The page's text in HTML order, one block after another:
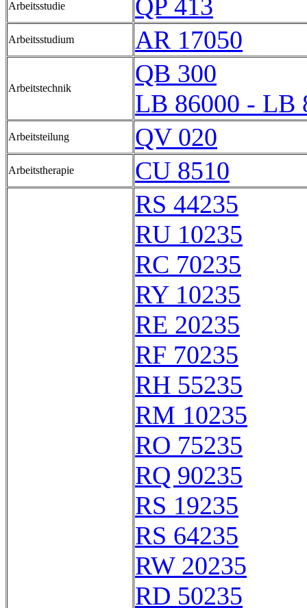
Arbeitsstudie QP 413
Arbeitsstudium AR 17050
Arbeitstechnik
QB 300
LB 86000 - LB
Arbeitsteilung QV 020
Arbeitstherapie
CU 8510
RS 44235
RU 10235
RC 70235
RY 10235
RE 20235
RF 70235
RH 55235
RM 10235
RO 75235
RQ 90235
RS 19235
RS 64235
RW 20235
RD 50235